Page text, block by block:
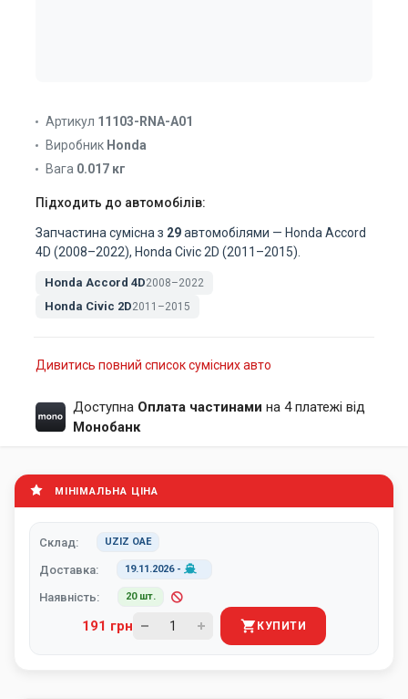
Артикул 11103-RNA-A01
Виробник Honda
Вага 0.017 кг
Підходить до автомобілів:
Запчастина сумісна з 29автомобілями — Honda Accord
4D (2008–2022), Honda Civic 2D (2011–2015).
Honda Accord 4D2008–2022
Honda Civic 2D2011–2015
Дивитись повний список сумісних авто
Доступна Оплата частинами на 4 платежі від
Монобанк
МІНІМАЛЬНА ЦІНА
Склад: UZIZ ОАЕ
Доставка: 19.11.2026-
Наявність: 20 шт.
191 грн КУПИТИ